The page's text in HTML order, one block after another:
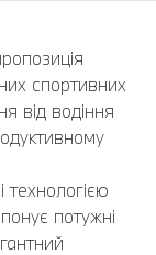
спортивних
від водіння
потужні